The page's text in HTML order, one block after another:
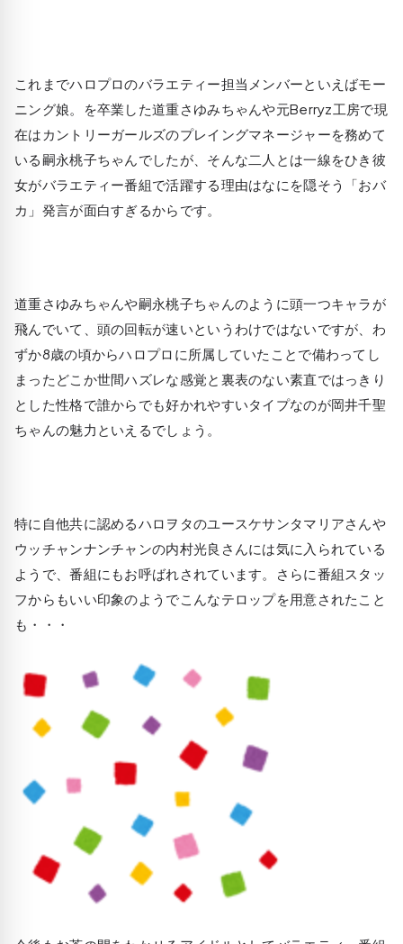
これまでハロプロのバラエティー担当メンバーといえばモー
ニング娘。を卒業した道重さゆみちゃんや元Berryz工房で現
在はカントリーガールズのプレイングマネージャーを務めて
いる嗣永桃子ちゃんでしたが、そんな二人とは一線をひき彼
女がバラエティー番組で活躍する理由はなにを隠そう「おバ
カ」発言が面白すぎるからです。
道重さゆみちゃんや嗣永桃子ちゃんのように頭一つキャラが
飛んでいて、頭の回転が速いというわけではないですが、わ
ずか8歳の頃からハロプロに所属していたことで備わってし
まったどこか世間ハズレな感覚と裏表のない素直ではっきり
とした性格で誰からでも好かれやすいタイプなのが岡井千聖
ちゃんの魅力といえるでしょう。
特に自他共に認めるハロヲタのユースケサンタマリアさんや
ウッチャンナンチャンの内村光良さんには気に入られている
ようで、番組にもお呼ばれされています。さらに番組スタッ
フからもいい印象のようでこんなテロップを用意されたこと
も・・・